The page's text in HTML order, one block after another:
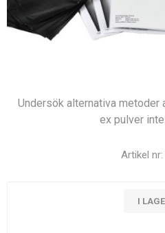
Undersök alternativa metoder
ex pulver
Artikel nr:
I